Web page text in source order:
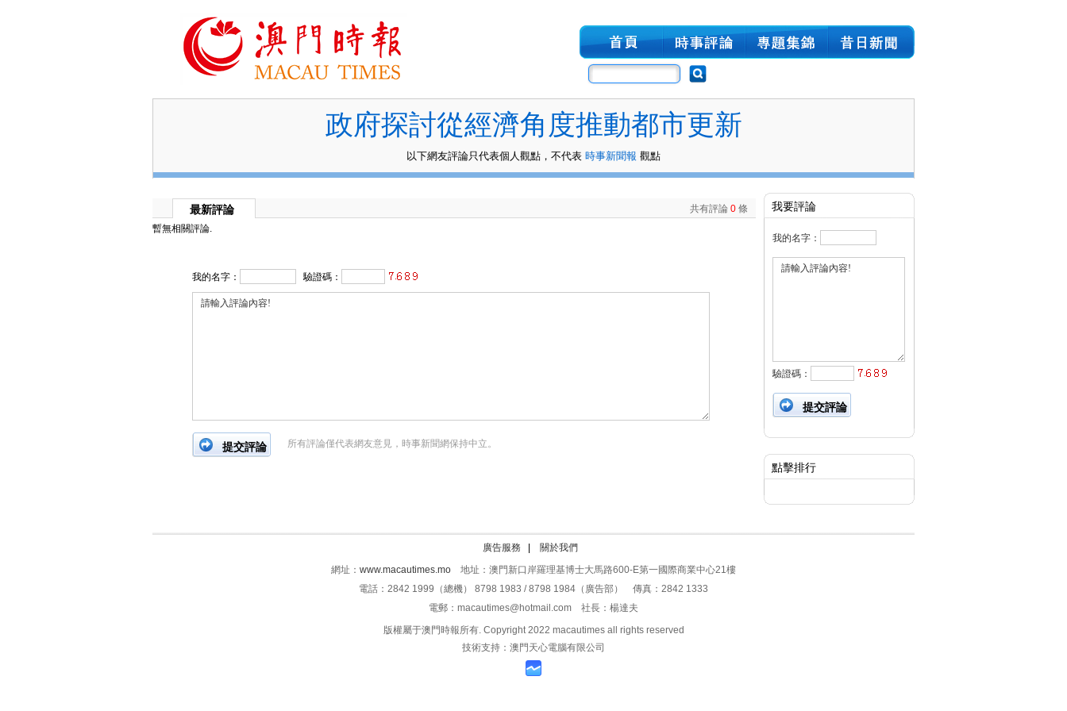
政府探討從經濟角度推動都市更新
以下網友評論只代表個人觀點，不代表 時事新聞報 觀點
最新評論 共有評論 0 條
暫無相關評論.
我的名字： 驗證碼：
所有評論僅代表網友意見，時事新聞網保持中立。
我要評論
我的名字：
驗證碼：
點擊排行
廣告服務
關於我們
網址： www.macautimes.mo 地址：澳門新口岸羅理基博士大馬路600-E第一國際商業中心21樓
電話：2842 1999（總機） 8798 1983 / 8798 1984（廣告部） 傳真：2842 1333
電郵：macautimes@hotmail.com 社長：楊達夫
版權屬于澳門時報所有. Copyright 2022 macautimes all rights reserved
技術支持：澳門天心電腦有限公司